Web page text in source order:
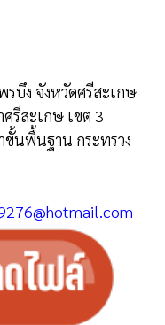
รบึง จังหวัดศรีสะเกษ
รีสะเกษ เขต 3
ขั้นพื้นฐาน กระทรวง